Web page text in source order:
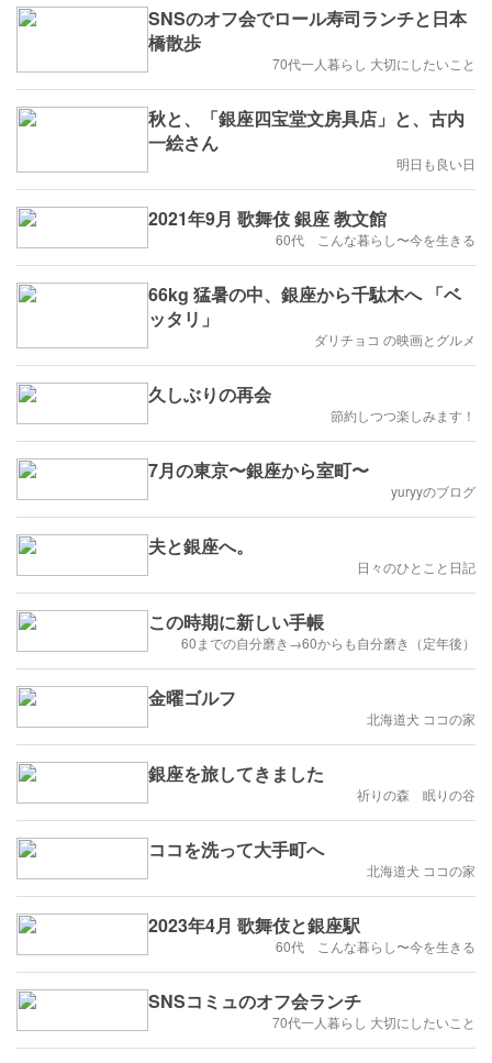
SNSのオフ会でロール寿司ランチと日本
橋散歩
70代一人暮らし 大切にしたいこと
秋と、「銀座四宝堂文房具店」と、古内
一絵さん
明日も良い日
2021年9月 歌舞伎 銀座 教文館
60代 こんな暮らし〜今を生きる
66kg 猛暑の中、銀座から千駄木へ 「ベ
ッタリ」
ダリチョコ の映画とグルメ
久しぶりの再会
節約しつつ楽しみます！
7月の東京〜銀座から室町〜
yuryyのブログ
夫と銀座へ。
日々のひとこと日記
この時期に新しい手帳
60までの自分磨き→60からも自分磨き（定年後）
金曜ゴルフ
北海道犬 ココの家
銀座を旅してきました
祈りの森 眠りの谷
ココを洗って大手町へ
北海道犬 ココの家
2023年4月 歌舞伎と銀座駅
60代 こんな暮らし〜今を生きる
SNSコミュのオフ会ランチ
70代一人暮らし 大切にしたいこと